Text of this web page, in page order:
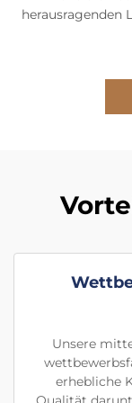
herausragenden
Unsere
erhebliche